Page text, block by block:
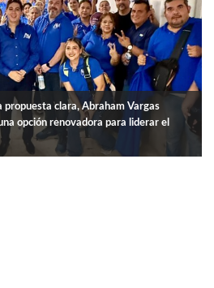
propuesta clara, Abraham Vargas
opción renovadora para liderar el